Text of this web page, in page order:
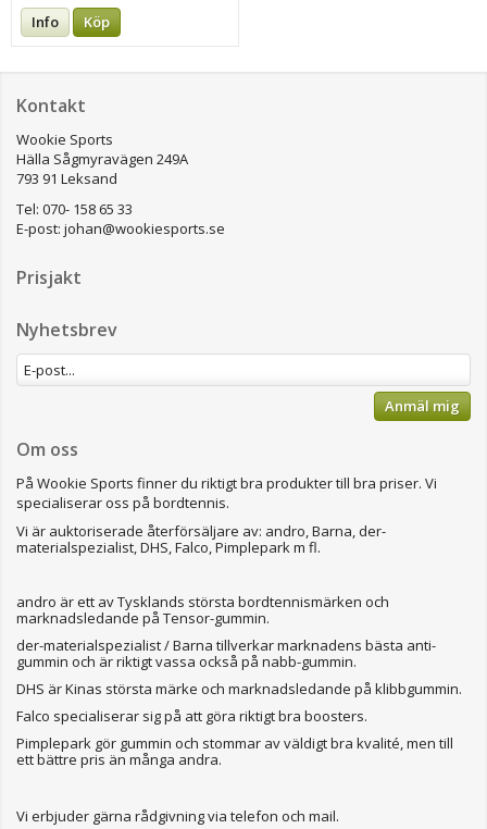
Info Köp
Kontakt
Wookie Sports
Hälla Sågmyravägen 249A
793 91 Leksand
Tel: 070- 158 65 33
E-post: johan@wookiesports.se
Prisjakt
Nyhetsbrev
Anmäl mig
Om oss
På Wookie Sports finner du riktigt bra produkter till bra priser. Vi
specialiserar oss på bordtennis.
Vi är auktoriserade återförsäljare av: andro, Barna, der-
materialspezialist, DHS, Falco, Pimplepark m fl.
andro är ett av Tysklands största bordtennismärken och
marknadsledande på Tensor-gummin.
der-materialspezialist / Barna tillverkar marknadens bästa anti-
gummin och är riktigt vassa också på nabb-gummin.
DHS är Kinas största märke och marknadsledande på klibbgummin.
Falco specialiserar sig på att göra riktigt bra boosters.
Pimplepark gör gummin och stommar av väldigt bra kvalité, men till
ett bättre pris än många andra.
Vi erbjuder gärna rådgivning via telefon och mail.